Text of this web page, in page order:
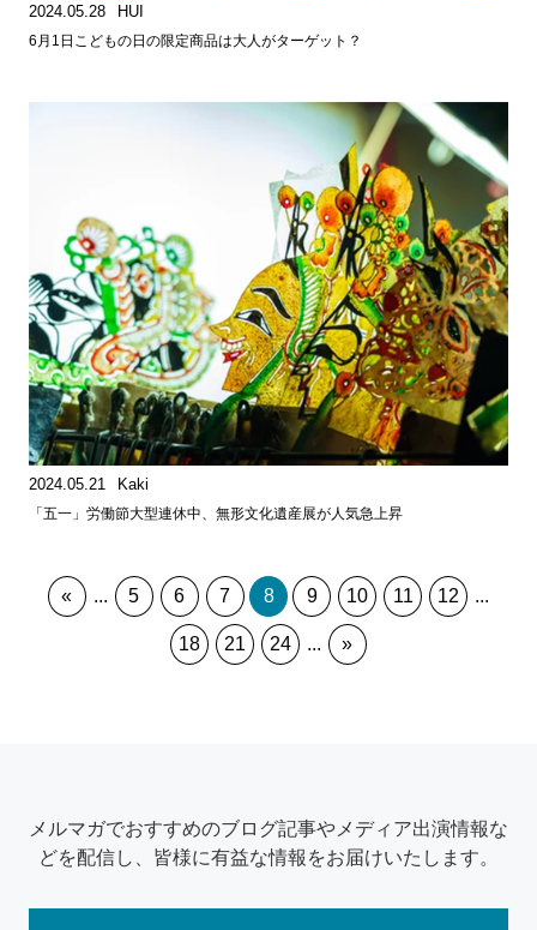
2024.05.28 HUI
6月1日こどもの日の限定商品は大人がターゲット？
2024.05.21 Kaki
「五一」労働節大型連休中、無形文化遺産展が人気急上昇
« ... 5 6 7 8 9 10 11 12 ...
18 21 24 ... »
メルマガでおすすめのブログ記事やメディア出演情報な
どを配信し、皆様に有益な情報をお届けいたします。